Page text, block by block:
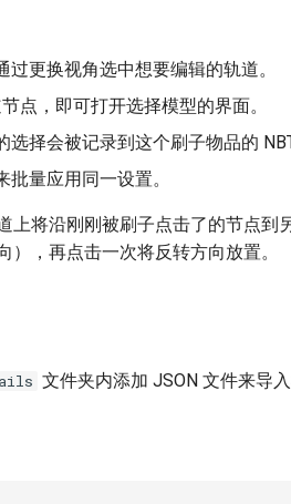
更换视角选中想要编辑的轨道。
点，即可打开选择模型的界面。
择会被记录到这个刷子物品的
量应用同一设置。
上将沿刚刚被刷子点击了的节点到
），再点击一次将反转方向放置。
文件夹内添加 JSON 文件来导入